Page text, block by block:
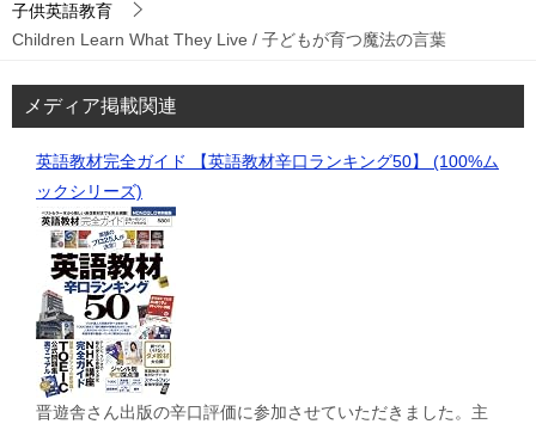
子供英語教育
Children Learn What They Live / 子どもが育つ魔法の言葉
メディア掲載関連
英語教材完全ガイド 【英語教材辛口ランキング50】 (100%ム
ックシリーズ)
晋遊舎さん出版の辛口評価に参加させていただきました。主